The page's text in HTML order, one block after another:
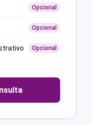
Opcional
Opcional
Opcional